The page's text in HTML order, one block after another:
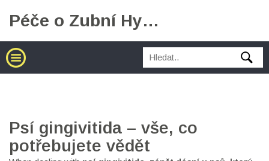
Péče o Zubní Hygienu
Psí gingivitida – vše, co
potřebujete vědět